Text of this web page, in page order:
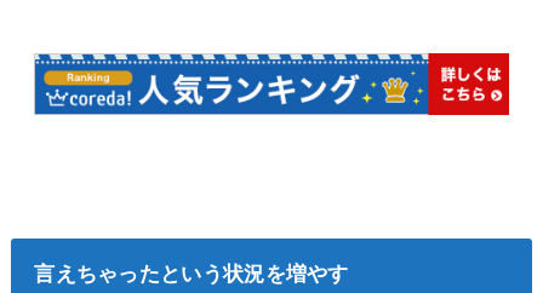
言えちゃったという状況を増やす